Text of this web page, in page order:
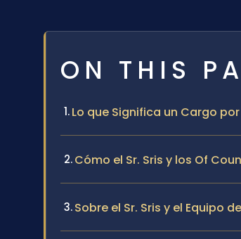
ON THIS
Lo que Significa un Cargo
Cómo el Sr. Sris y los Of
Sobre el Sr. Sris y el Equipo